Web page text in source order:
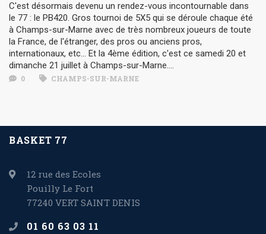
C'est désormais devenu un rendez-vous incontournable dans
le 77 : le PB420. Gros tournoi de 5X5 qui se déroule chaque été
à Champs-sur-Marne avec de très nombreux joueurs de toute
la France, de l'étranger, des pros ou anciens pros,
internationaux, etc... Et la 4ème édition, c'est ce samedi 20 et
dimanche 21 juillet à Champs-sur-Marne....
0 CHAMPS-SUR-MARNE
BASKET 77
12 rue des Ecoles
Pouilly Le Fort
77240 VERT SAINT DENIS
01 60 63 03 11